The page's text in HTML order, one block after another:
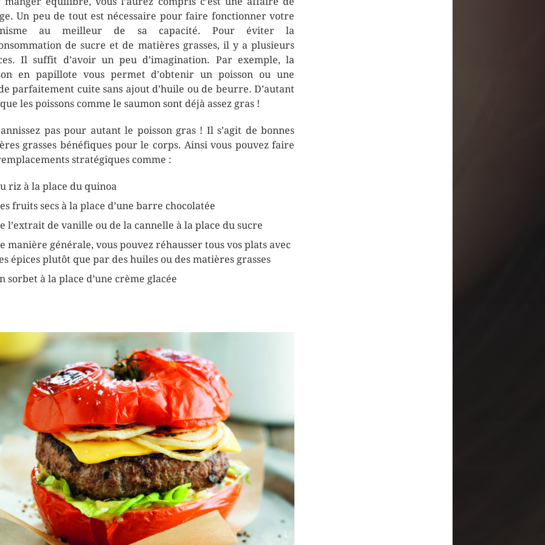
Un peu de tout est nécessaire pour faire fonctionner votre
au meilleur de sa capacité. Pour éviter la
de sucre et de matières grasses, il y a plusieurs
Il suffit d’avoir un peu d’imagination. Par exemple, la
en papillote vous permet d’obtenir un poisson ou une
parfaitement cuite sans ajout d’huile ou de beurre. D’autant
les poissons comme le saumon sont déjà assez gras !
pas pour autant le poisson gras ! Il s’agit de bonnes
grasses bénéfiques pour le corps. Ainsi vous pouvez faire
stratégiques comme :
riz à la place du quinoa
fruits secs à la place d’une barre chocolatée
l’extrait de vanille ou de la cannelle à la place du sucre
manière générale, vous pouvez réhausser tous vos plats avec
épices plutôt que par des huiles ou des matières grasses
sorbet à la place d’une crème glacée